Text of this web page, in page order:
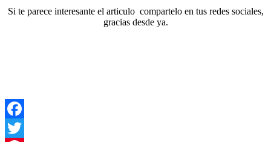
Si te parece interesante el articulo compartelo en tus redes sociales,
gracias desde ya.
Facebook